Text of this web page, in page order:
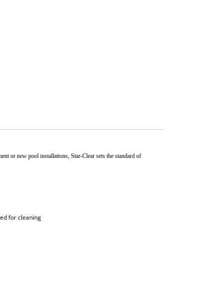
or new pool installations, Star-Clear sets the standard of
for cleaning